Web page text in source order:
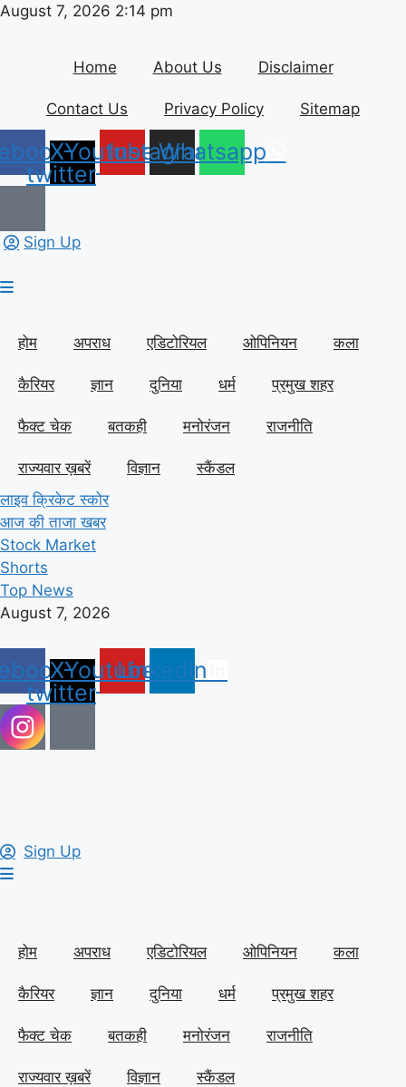
Skip
August 7, 2026 2:14 pm
Home About Us Disclaimer
Contact Us Privacy Policy Sitemap
X-
twitter
YoutubeInstagram
Whatsapp
Sign Up
होम अपराध एडिटोरियल ओपिनियन कला
कैरियर ज्ञान दुनिया धर्म प्रमुख शहर
फैक्ट चेक बतकही मनोरंजन राजनीति
राज्यवार ख़बरें विज्ञान
स्कैंडल
लाइव क्रिकेट स्कोर
आज की ताजा खबर
Stock Market
Shorts
Top News
August 7, 2026
X-
twitter
YoutubeLinkedin
Sign Up
होम अपराध एडिटोरियल ओपिनियन कला
कैरियर ज्ञान दुनिया धर्म प्रमुख शहर
फैक्ट चेक बतकही मनोरंजन राजनीति
राज्यवार ख़बरें विज्ञान स्कैंडल